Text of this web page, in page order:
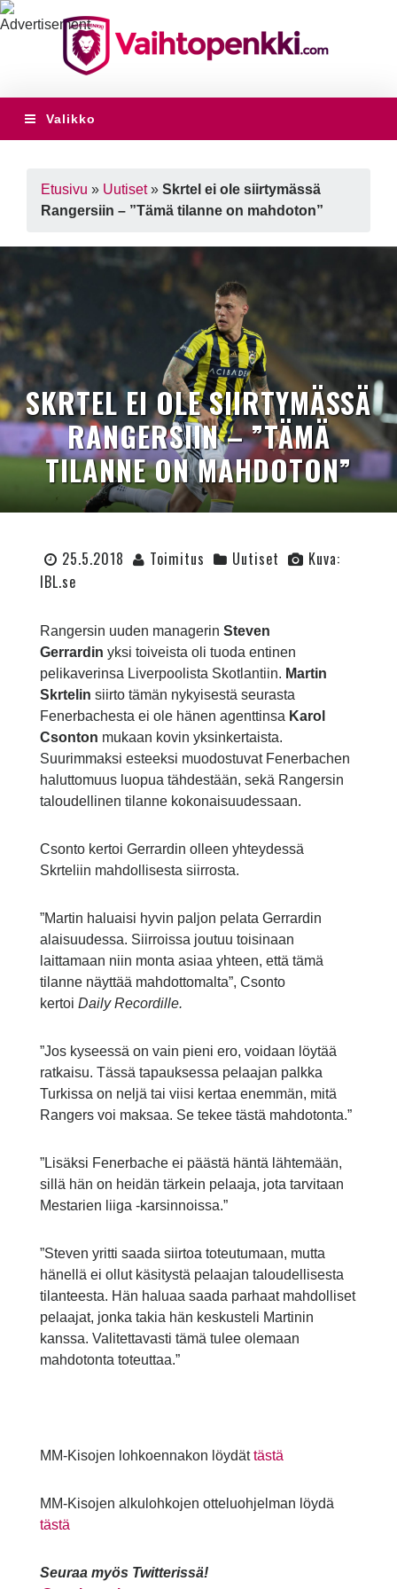
Valikko
Etusivu » Uutiset» Skrtel ei ole siirtymässä
Rangersiin – ”Tämä tilanne on mahdoton”
SKRTEL EI OLE SIIRTYMÄSSÄ
RANGERSIIN – ”TÄMÄ
TILANNE ON MAHDOTON”
25.5.2018 Toimitus Uutiset
Kuva:
IBL.se
Rangersin uuden managerin Steven
Gerrardin yksi toiveista oli tuoda entinen
pelikaverinsa Liverpoolista Skotlantiin. Martin
Skrtelin siirto tämän nykyisestä seurasta
Fenerbachesta ei ole hänen agenttinsa Karol
Csonton mukaan kovin yksinkertaista.
Suurimmaksi esteeksi muodostuvat Fenerbachen
haluttomuus luopua tähdestään, sekä Rangersin
taloudellinen tilanne kokonaisuudessaan.
Csonto kertoi Gerrardin olleen yhteydessä
Skrteliin mahdollisesta siirrosta.
”Martin haluaisi hyvin paljon pelata Gerrardin
alaisuudessa. Siirroissa joutuu toisinaan
laittamaan niin monta asiaa yhteen, että tämä
tilanne näyttää mahdottomalta”, Csonto
kertoi Daily Recordille.
”Jos kyseessä on vain pieni ero, voidaan löytää
ratkaisu. Tässä tapauksessa pelaajan palkka
Turkissa on neljä tai viisi kertaa enemmän, mitä
Rangers voi maksaa. Se tekee tästä mahdotonta.”
”Lisäksi Fenerbache ei päästä häntä lähtemään,
sillä hän on heidän tärkein pelaaja, jota tarvitaan
Mestarien liiga -karsinnoissa.”
”Steven yritti saada siirtoa toteutumaan, mutta
hänellä ei ollut käsitystä pelaajan taloudellisesta
tilanteesta. Hän haluaa saada parhaat mahdolliset
pelaajat, jonka takia hän keskusteli Martinin
kanssa. Valitettavasti tämä tulee olemaan
mahdotonta toteuttaa.”
MM-Kisojen lohkoennakon löydättästä
MM-Kisojen alkulohkojen otteluohjelman löydä
tästä
Seuraa myös Twitterissä!